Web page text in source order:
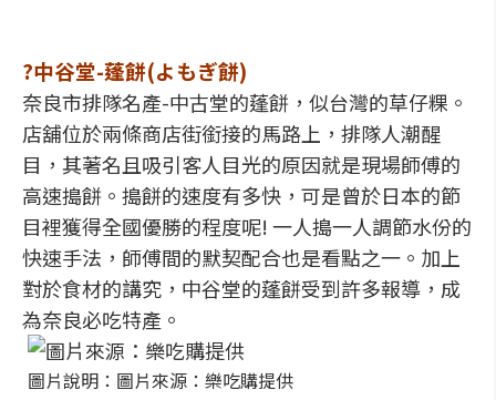
?中谷堂-蓬餅(よもぎ餅)
奈良市排隊名產-中古堂的蓬餅，似台灣的草仔粿。
店舖位於兩條商店街銜接的馬路上，排隊人潮醒
目，其著名且吸引客人目光的原因就是現場師傅的
高速搗餅。搗餅的速度有多快，可是曾於日本的節
目裡獲得全國優勝的程度呢! 一人搗一人調節水份的
快速手法，師傅間的默契配合也是看點之一。加上
對於食材的講究，中谷堂的蓬餅受到許多報導，成
為奈良必吃特產。
圖片說明：圖片來源：樂吃購提供